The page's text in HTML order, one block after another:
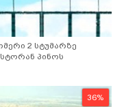
2 სტუმარზე
პინოს
36%